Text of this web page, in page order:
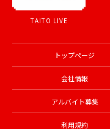
TAITO LIVE
トップページ
会社情報
アルバイト募集
利用規約